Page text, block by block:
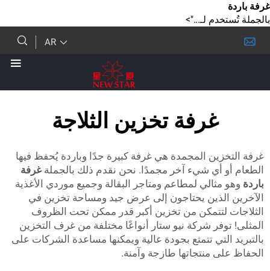
لـ...">
غرفة تخزين الثلاجة
المجمدة هي غرفة كبيرة جدًا وباردة يُحفظ فيها
أي شيء آخر مجمدًا. نحن نقدم ذلك بالجملةغرفة
لمطاعم ومتاجر البقالة وجميع موردي الأغذية
يحتاجون إلى عرض جيد ومساحة تخزين في
لتتمكن من تخزين أكبر قدر ممكن تحت الظروف
شركة نيو ستار أنواعًا مختلفة من غرف التخزين
تتمتع بجودة عالية ويمكنها مساعدة الشركات على
منتجاتها طازجة وآمنة.